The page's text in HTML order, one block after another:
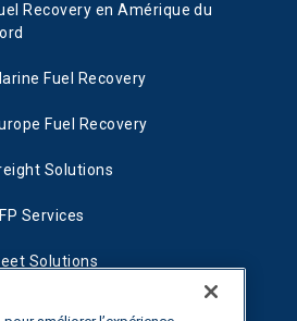
Recovery en Amérique du
Fuel Recovery
Fuel Recovery
Solutions
Services
Solutions